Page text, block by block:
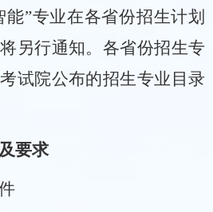
能”专业在各省份招生计划
另行通知。 各省份招生专
试院公布的招生专业目录
要求